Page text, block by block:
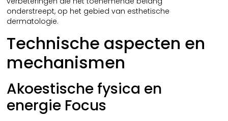
onderstreept, op het gebied van esthetische
dermatologie.
Technische aspecten en
mechanismen
Akoestische fysica en
energie Focus